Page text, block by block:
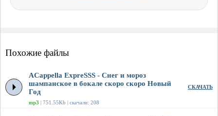
Похожие файлы
ACappella ExpreSSS - Снег и мороз
шампанское в бокале скоро скоро Новый
Год
mp3 | 751.55Kb | скачали: 208
СКАЧАТЬ